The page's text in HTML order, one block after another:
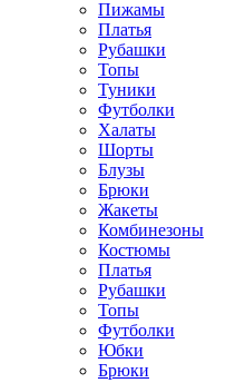
Пижамы
Платья
Рубашки
Топы
Туники
Футболки
Халаты
Шорты
Блузы
Брюки
Жакеты
Комбинезоны
Костюмы
Платья
Рубашки
Топы
Футболки
Юбки
Брюки